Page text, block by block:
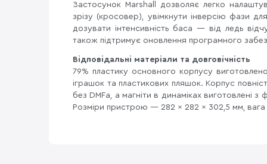
Застосунок Marshall дозволяє легко
зрізу (кросовер), увімкнути інверсію фази
дозувати інтенсивність баса — від ледь
також підтримує оновлення програмного
Відповідальні матеріали та довговічність
79% пластику основного корпусу
іграшок та пластикових пляшок. Корпус
без DMFa, а магніти в динаміках виготовлені
Розміри пристрою — 282 × 282 × 302,5 мм,